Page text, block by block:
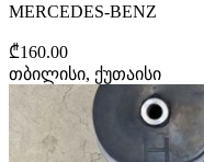
MERCEDES-BENZ
₾160.00
თბილისი, ქუთაისი